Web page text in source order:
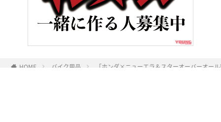
HOME バイク用品 「ホンダ×ニューエラ＆スターオーバーオー